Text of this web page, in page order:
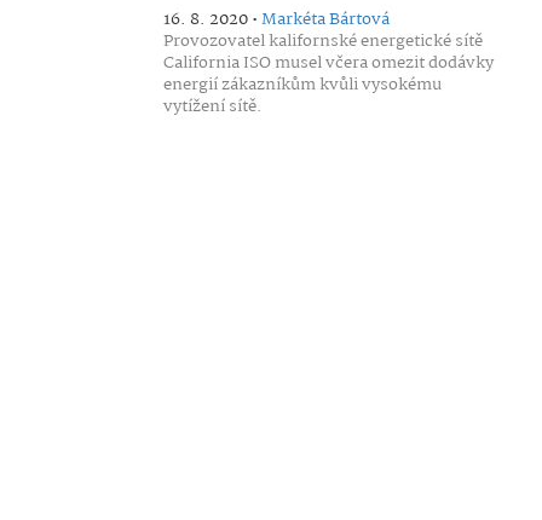
16. 8. 2020 •Markéta Bártová
Provozovatel kalifornské energetické sítě
California ISO musel včera omezit dodávky
energií zákazníkům kvůli vysokému
vytížení sítě.